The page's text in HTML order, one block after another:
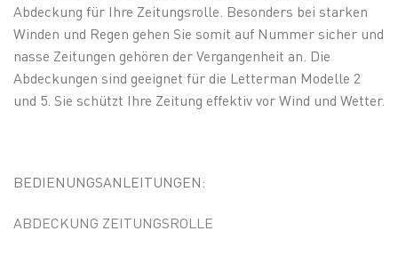
Abdeckung für Ihre Zeitungsrolle. Besonders bei starken
Winden und Regen gehen Sie somit auf Nummer sicher und
nasse Zeitungen gehören der Vergangenheit an. Die
Abdeckungen sind geeignet für die Letterman Modelle 2
und 5. Sie schützt Ihre Zeitung effektiv vor Wind und Wetter.
BEDIENUNGSANLEITUNGEN:
ABDECKUNG ZEITUNGSROLLE